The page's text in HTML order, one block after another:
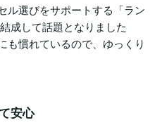
ル選びをサポートする「ラン
成して話題となりました
も慣れているので、ゆっくり
安心